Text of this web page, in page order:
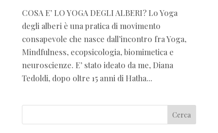
COSA E’ LO YOGA DEGLI ALBERI? Lo Yoga
degli alberi è una pratica di movimento
consapevole che nasce dall’incontro fra Yoga,
Mindfulness, ecopsicologia, biomimetica e
neuroscienze. E’ stato ideato da me, Diana
Tedoldi, dopo oltre 15 anni di Hatha...